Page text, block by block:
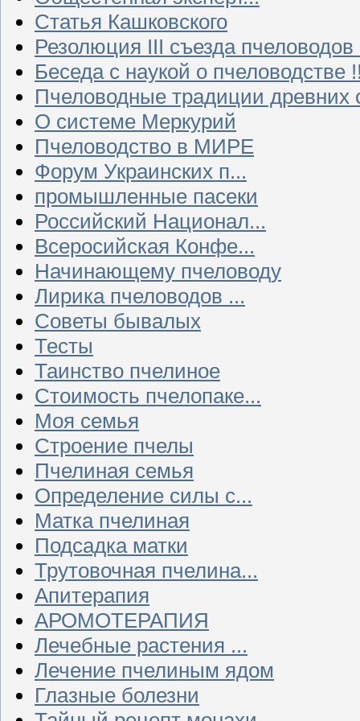
Статья Кашковского
Резолюция III съезда
Беседа с наукой о пчеловодстве
Пчеловодные традиции древних
О системе Меркурий
Пчеловодство в МИРЕ
Форум Украинских п...
промышленные пасеки
Российский Национал...
Всеросийская Конфе...
Начинающему пчеловоду
Лирика пчеловодов ...
Советы бывалых
Тесты
Таинство пчелиное
Стоимость пчелопаке...
Моя семья
Строение пчелы
Пчелиная семья
Определение силы с...
Матка пчелиная
Подсадка матки
Трутовочная пчелина...
Апитерапия
АРОМОТЕРАПИЯ
Лечебные растения ...
Лечение пчелиным ядом
Глазные болезни